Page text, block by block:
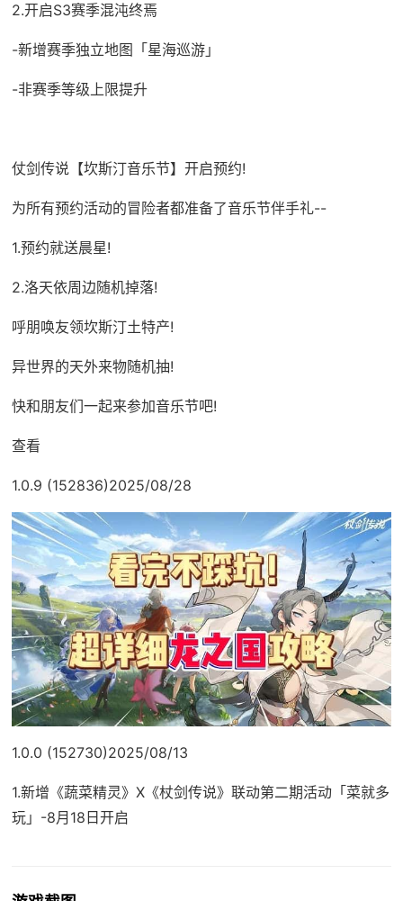
2.开启S3赛季混沌终焉
-新增赛季独立地图「星海巡游」
-非赛季等级上限提升
仗剑传说【坎斯汀音乐节】开启预约!
为所有预约活动的冒险者都准备了音乐节伴手礼--
1.预约就送晨星!
2.洛天依周边随机掉落!
呼朋唤友领坎斯汀土特产!
异世界的天外来物随机抽!
快和朋友们一起来参加音乐节吧!
查看
1.0.9 (152836)2025/08/28
1.0.0 (152730)2025/08/13
1.新增《蔬菜精灵》X《杖剑传说》联动第二期活动「菜就多
玩」-8月18日开启